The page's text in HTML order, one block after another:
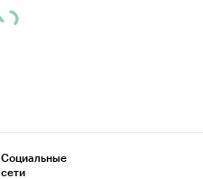
Социальные
сети